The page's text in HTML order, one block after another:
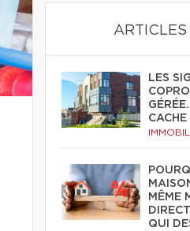
ARTICLES
LES
MÊME
QUI